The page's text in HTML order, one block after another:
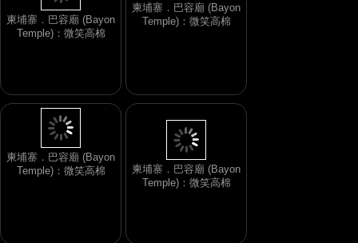
柬埔寨．巴容廟 (Bayon
Temple)：微笑高棉
柬埔寨．巴容廟 (Bayon
Temple)：微笑高棉
柬埔寨．巴容廟 (Bayon
Temple)：微笑高棉
柬埔寨．巴容廟 (Bayon
Temple)：微笑高棉